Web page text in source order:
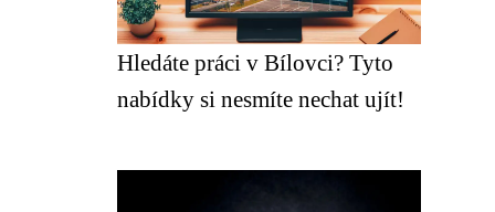
Hledáte práci v Bílovci? Tyto
nabídky si nesmíte nechat ujít!